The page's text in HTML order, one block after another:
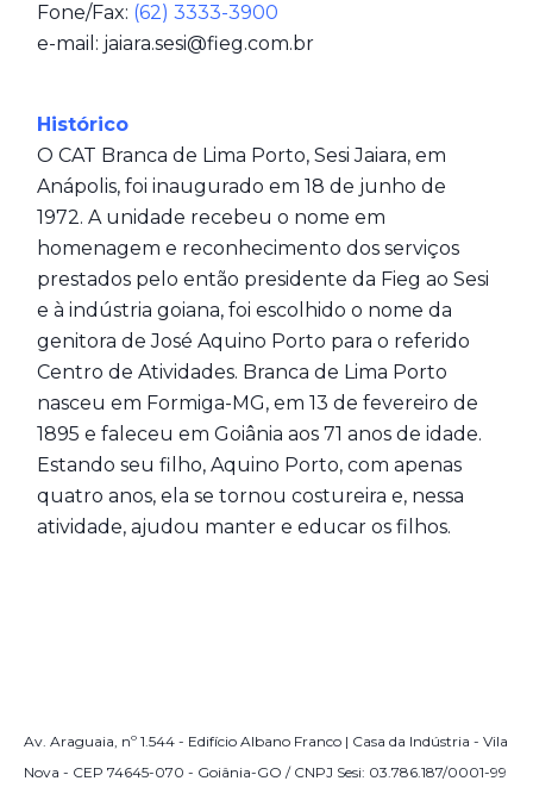
Fone/Fax: (62) 3333-3900
e-mail: jaiara.sesi@fieg.com.br
Histórico
O CAT Branca de Lima Porto, Sesi Jaiara, em
Anápolis, foi inaugurado em 18 de junho de
1972. A unidade recebeu o nome em
homenagem e reconhecimento dos serviços
prestados pelo então presidente da Fieg ao Sesi
e à indústria goiana, foi escolhido o nome da
genitora de José Aquino Porto para o referido
Centro de Atividades. Branca de Lima Porto
nasceu em Formiga-MG, em 13 de fevereiro de
1895 e faleceu em Goiânia aos 71 anos de idade.
Estando seu filho, Aquino Porto, com apenas
quatro anos, ela se tornou costureira e, nessa
atividade, ajudou manter e educar os filhos.
Av. Araguaia, nº 1.544 - Edifício Albano Franco | Casa da Indústria - Vila
Nova - CEP 74645-070 - Goiânia-GO / CNPJ Sesi: 03.786.187/0001-99